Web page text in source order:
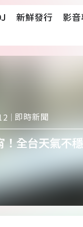
新鮮發行 影
即時新聞
！全台天氣不